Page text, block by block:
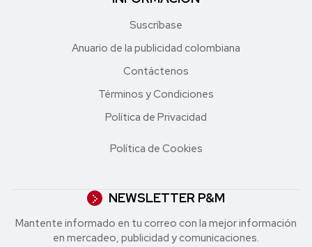
Suscríbase
Anuario de la publicidad colombiana
Contáctenos
Términos y Condiciones
Política de Privacidad
Política de Cookies
NEWSLETTER P&M
Mantente informado en tu correo con la mejor in formación
en mercadeo, publicidad y comunicaciones.